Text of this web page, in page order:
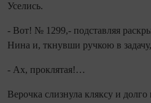
Уселись.
- Вот! № 1299,- подставляя
Нина и, ткнувши ручкою в задачу,
- Ах, проклятая!…
Верочка слизнула кляксу и долго